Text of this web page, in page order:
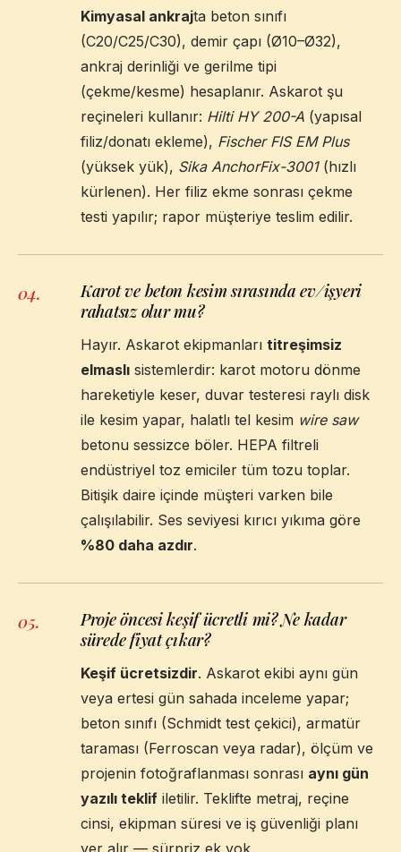
Kimyasal ankrajta beton sınıfı
(C20/C25/C30), demir çapı (Ø10–Ø32),
ankraj derinliği ve gerilme tipi
(çekme/kesme) hesaplanır. Askarot şu
reçineleri kullanır: Hilti HY 200-A (yapısal
filiz/donatı ekleme), Fischer FIS EM Plus
(yüksek yük), Sika AnchorFix-3001(hızlı
kürlenen). Her filiz ekme sonrası çekme
testi yapılır; rapor müşteriye teslim edilir.
04.
Karot ve beton kesim sırasında ev/işyeri
rahatsız olur mu?
Hayır. Askarot ekipmanları titreşimsiz
elmaslı sistemlerdir: karot motoru dönme
hareketiyle keser, duvar testeresi raylı disk
ile kesim yapar, halatlı tel kesim wire saw
betonu sessizce böler. HEPA filtreli
endüstriyel toz emiciler tüm tozu toplar.
Bitişik daire içinde müşteri varken bile
çalışılabilir. Ses seviyesi kırıcı yıkıma göre
%80 daha azdır.
05.
Proje öncesi keşif ücretli mi? Ne kadar
sürede fiyat çıkar?
Keşif ücretsizdir. Askarot ekibi aynı gün
veya ertesi gün sahada inceleme yapar;
beton sınıfı (Schmidt test çekici), armatür
taraması (Ferroscan veya radar), ölçüm ve
projenin fotoğraflanması sonrası aynı gün
yazılı teklif iletilir. Teklifte metraj, reçine
cinsi, ekipman süresi ve iş güvenliği planı
yer alır — sürpriz ek yok.